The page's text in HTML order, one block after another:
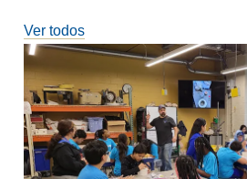
Ver todos